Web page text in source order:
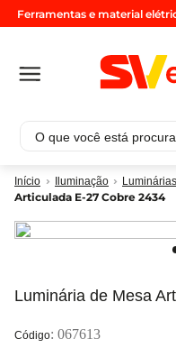
Ferramentas e material
O que você está procurando?
Iluminação
Articulada E-27 Cobre 2434
Luminária de Mesa
: 067613
Termos mais
2º luminaria
4º cabo pp